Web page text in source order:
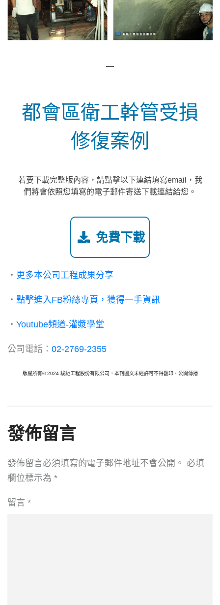
―
都會區衛工幹管受損
修復案例
若要下載完整版內容，請點擊以下連結填寫email，我
們將會依照您填寫的電子郵件寄送下載連結給您。
免費下載
・ 更多本公司工程成果分享
・ 點擊進入FB粉絲專頁，獲得一手資訊
・ Youtube頻道-灌漿學堂
公司電話： 02-2769-2355
版權所有© 2024 駿馳工程股份有限公司，本刊圖文未經許可不得翻印、公開傳播
發佈留言
發佈留言必須填寫的電子郵件地址不會公開。 必填
欄位標示為 *
留言 *